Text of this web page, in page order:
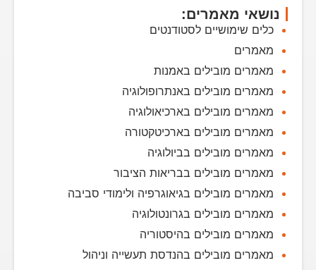
נושאי מאמרים:
כלים שימושיים לסטודנטים
מאמרים
מאמרים מובילים באמנות
מאמרים מובילים באנתרופולוגיה
מאמרים מובילים בארכיאולוגיה
מאמרים מובילים בארכיטקטורה
מאמרים מובילים בביולוגיה
מאמרים מובילים בבריאות הציבור
מאמרים מובילים בגיאוגרפיה ולימודי סביבה
מאמרים מובילים בגרונטולוגיה
מאמרים מובילים בהיסטוריה
מאמרים מובילים בהנדסת תעשייה וניהול